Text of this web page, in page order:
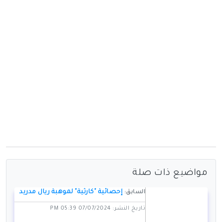
مواضيع ذات صلة
السابق: إحصائية "كارثية" لموهبة ريال مدريد
تاريخ النشر: 07/07/2024 05:39 PM